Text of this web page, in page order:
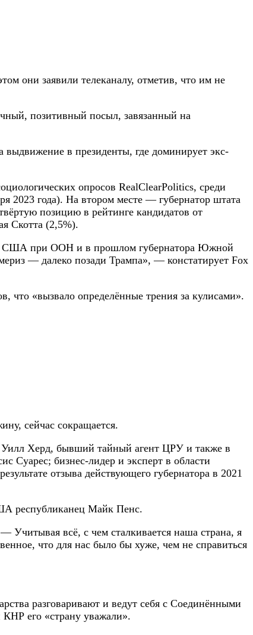
они заявили телеканалу, отметив, что им не
позитивный посыл, завязанный на
в президенты, где доминирует экс-
опросов RealClearPolitics, среди
2023 года). На втором месте — губернатор штата
позицию в рейтинге кандидатов от
Скотта (2,5%).
США при ООН и в прошлом губернатора Южной
— далеко позади Трампа», — констатирует Fox
что «вызвало определённые трения за кулисами».
сейчас сокращается.
Уилл Херд, бывший тайный агент ЦРУ и также в
Суарес; бизнес-лидер и эксперт в области
отзыва действующего губернатора в 2021
республиканец Майк Пенс.
Учитывая всё, с чем сталкивается наша страна, я
что для нас было бы хуже, чем не справиться
разговаривают и ведут себя с Соединёнными
его «страну уважали».